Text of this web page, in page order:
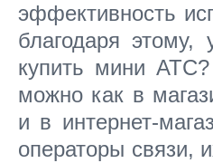
эффективность
благодаря
купить мини
можно как в
и в интернет-
операторы связи,